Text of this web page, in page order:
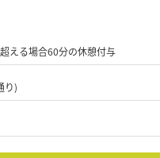
える場合60分の休憩付与
り)